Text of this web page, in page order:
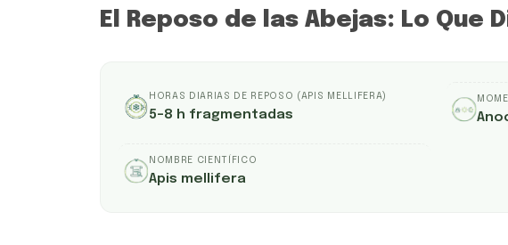
El Reposo de las Abejas: Lo Que
HORAS DIARIAS DE REPOSO (APIS MELLIFERA)
5–8 h fragmentadas
NOMBRE CIENTÍFICO
Apis mellifera